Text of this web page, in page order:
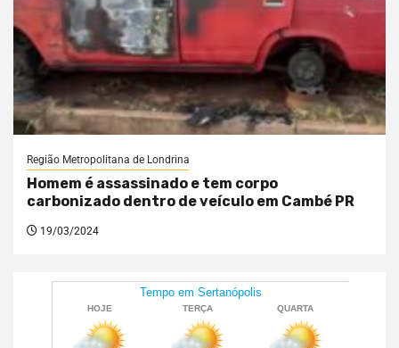
Região Metropolitana de Londrina
Homem é assassinado e tem corpo
carbonizado dentro de veículo em Cambé PR
19/03/2024